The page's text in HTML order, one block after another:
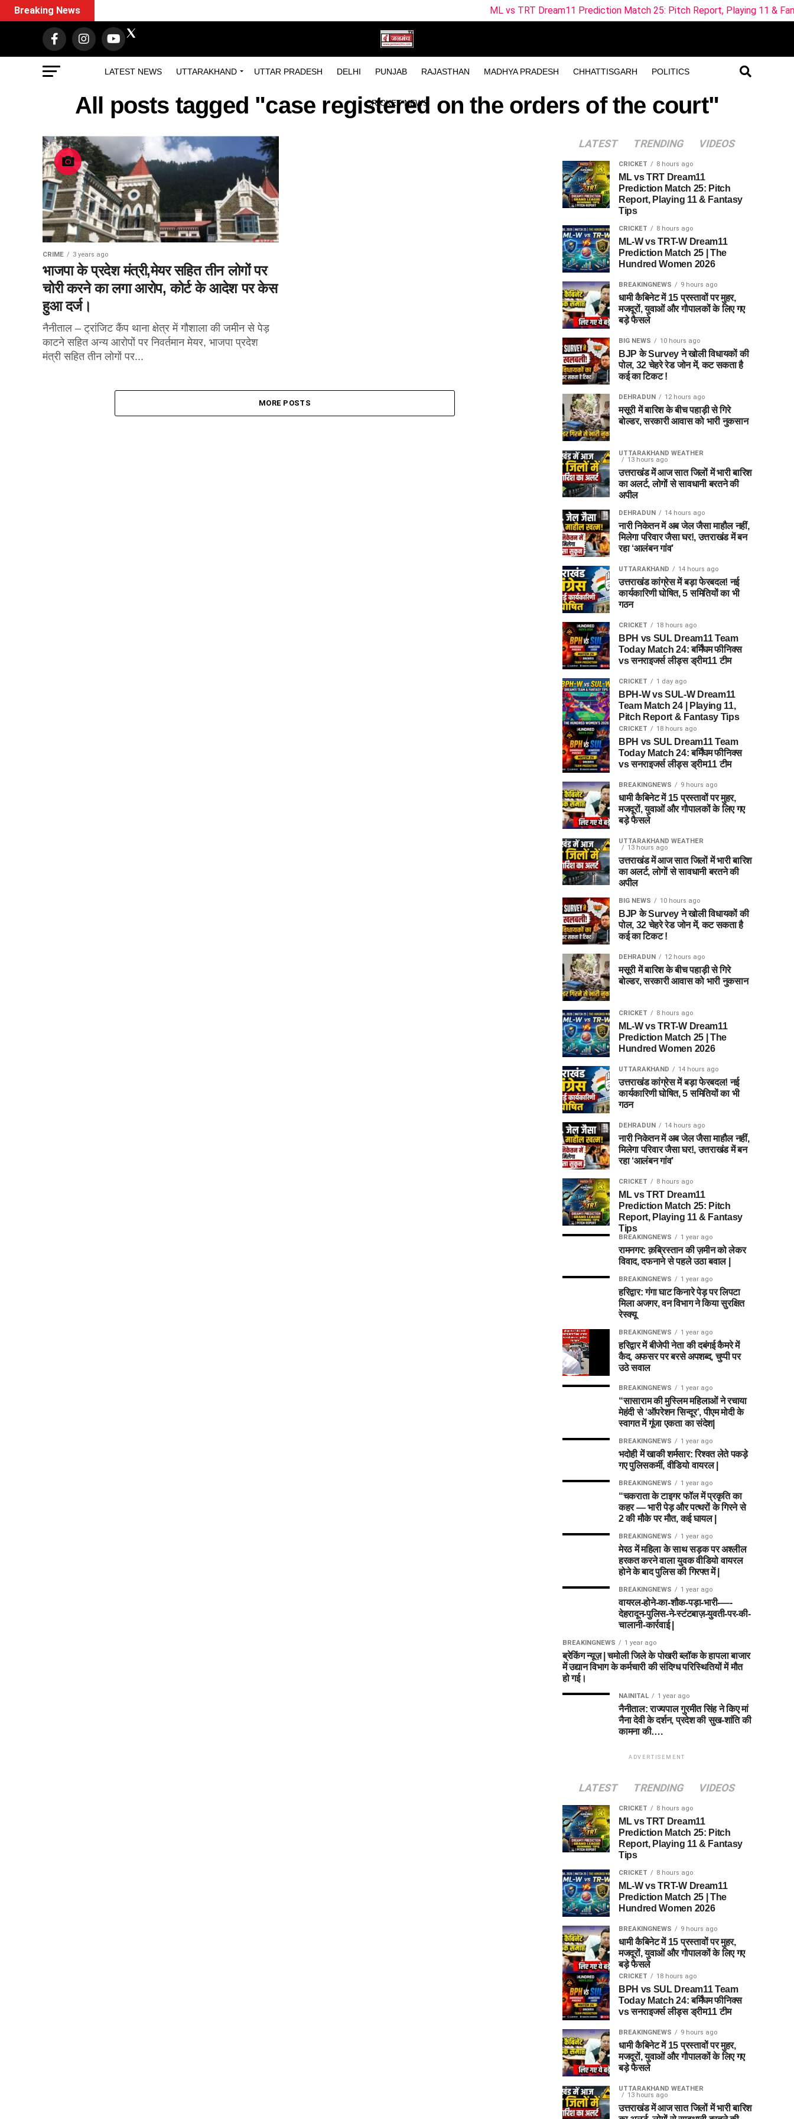
LATEST NEWS UTTARAKHAND UTTAR PRADESH DELHI PUNJAB RAJASTHAN MADHYA PRADESH CHHATTISGARH POLITICS
CRICKET NEWS
Breaking News ML vs TRT Dream11 Prediction Match 25: Pitch Report, Playing 11 & Fantasy Tips
All posts tagged "case registered on the orders of the court"
CRIME 3 years ago
भाजपा के प्रदेश मंत्री,मेयर सहित तीन लोगों पर
चोरी करने का लगा आरोप, कोर्ट के आदेश पर केस
हुआ दर्ज।
नैनीताल – ट्रांजिट कैंप थाना क्षेत्र में गौशाला की जमीन से पेड़
काटने सहित अन्य आरोपों पर निवर्तमान मेयर, भाजपा प्रदेश
मंत्री सहित तीन लोगों पर...
MORE POSTS
LATEST TRENDING VIDEOS
CRICKET 8 hours ago
ML vs TRT Dream11
Prediction Match 25: Pitch
Report, Playing 11 & Fantasy
Tips
CRICKET 8 hours ago
ML-W vs TRT-W Dream11
Prediction Match 25 | The
Hundred Women 2026
BREAKINGNEWS 9 hours ago
धामी कैबिनेट में 15 प्रस्तावों पर मुहर,
मजदूरों, युवाओं और गौपालकों के लिए गए
बड़े फैसले
BIG NEWS 10 hours ago
BJP के Survey ने खोली विधायकों की
पोल, 32 चेहरे रेड जोन में, कट सकता है
कई का टिकट !
DEHRADUN 12 hours ago
मसूरी में बारिश के बीच पहाड़ी से गिरे
बोल्डर, सरकारी आवास को भारी नुकसान
UTTARAKHAND WEATHER
13 hours ago
उत्तराखंड में आज सात जिलों में भारी बारिश
का अलर्ट, लोगों से सावधानी बरतने की
अपील
DEHRADUN 14 hours ago
नारी निकेतन में अब जेल जैसा माहौल नहीं,
मिलेगा परिवार जैसा घर!, उत्तराखंड में बन
रहा ‘आलंबन गांव’
UTTARAKHAND 14 hours ago
उत्तराखंड कांग्रेस में बड़ा फेरबदल! नई
कार्यकारिणी घोषित, 5 समितियों का भी
गठन
CRICKET 18 hours ago
BPH vs SUL Dream11 Team
Today Match 24: बर्मिंघम फीनिक्स
vs सनराइजर्स लीड्स ड्रीम11 टीम
CRICKET 1 day ago
BPH-W vs SUL-W Dream11
Team Match 24 | Playing 11,
Pitch Report & Fantasy Tips
CRICKET 18 hours ago
BPH vs SUL Dream11 Team
Today Match 24: बर्मिंघम फीनिक्स
vs सनराइजर्स लीड्स ड्रीम11 टीम
BREAKINGNEWS 9 hours ago
धामी कैबिनेट में 15 प्रस्तावों पर मुहर,
मजदूरों, युवाओं और गौपालकों के लिए गए
बड़े फैसले
UTTARAKHAND WEATHER
13 hours ago
उत्तराखंड में आज सात जिलों में भारी बारिश
का अलर्ट, लोगों से सावधानी बरतने की
अपील
BIG NEWS 10 hours ago
BJP के Survey ने खोली विधायकों की
पोल, 32 चेहरे रेड जोन में, कट सकता है
कई का टिकट !
DEHRADUN 12 hours ago
मसूरी में बारिश के बीच पहाड़ी से गिरे
बोल्डर, सरकारी आवास को भारी नुकसान
CRICKET 8 hours ago
ML-W vs TRT-W Dream11
Prediction Match 25 | The
Hundred Women 2026
UTTARAKHAND 14 hours ago
उत्तराखंड कांग्रेस में बड़ा फेरबदल! नई
कार्यकारिणी घोषित, 5 समितियों का भी
गठन
DEHRADUN 14 hours ago
नारी निकेतन में अब जेल जैसा माहौल नहीं,
मिलेगा परिवार जैसा घर!, उत्तराखंड में बन
रहा ‘आलंबन गांव’
CRICKET 8 hours ago
ML vs TRT Dream11
Prediction Match 25: Pitch
Report, Playing 11 & Fantasy
Tips
BREAKINGNEWS 1 year ago
रामनगर: क़ब्रिस्तान की ज़मीन को लेकर
विवाद, दफनाने से पहले उठा बवाल |
BREAKINGNEWS 1 year ago
हरिद्वार: गंगा घाट किनारे पेड़ पर लिपटा
मिला अजगर, वन विभाग ने किया सुरक्षित
रेस्क्यू
BREAKINGNEWS 1 year ago
हरिद्वार में बीजेपी नेता की दबंगई कैमरे में
कैद, अफसर पर बरसे अपशब्द, चुप्पी पर
उठे सवाल
BREAKINGNEWS 1 year ago
“सासाराम की मुस्लिम महिलाओं ने रचाया
मेहंदी से ‘ऑपरेशन सिन्दूर’, पीएम मोदी के
स्वागत में गूंजा एकता का संदेश|
BREAKINGNEWS 1 year ago
भदोही में खाकी शर्मसार: रिश्वत लेते पकड़े
गए पुलिसकर्मी, वीडियो वायरल |
BREAKINGNEWS 1 year ago
“चकराता के टाइगर फॉल में प्रकृति का
कहर — भारी पेड़ और पत्थरों के गिरने से
2 की मौके पर मौत, कई घायल |
BREAKINGNEWS 1 year ago
मेरठ में महिला के साथ सड़क पर अश्लील
हरकत करने वाला युवक वीडियो वायरल
होने के बाद पुलिस की गिरफ्त में |
BREAKINGNEWS 1 year ago
वायरल-होने-का-शौक-पड़ा-भारी-—-
देहरादून-पुलिस-ने-स्टंटबाज़-युवती-पर-की-
चालानी-कार्रवाई |
BREAKINGNEWS 1 year ago
ब्रेकिंग न्यूज़ | चमोली जिले के पोखरी ब्लॉक के हापला बाजार
में उद्यान विभाग के कर्मचारी की संदिग्ध परिस्थितियों में मौत
हो गई।
NAINITAL 1 year ago
नैनीताल: राज्यपाल गुरमीत सिंह ने किए मां
नैना देवी के दर्शन, प्रदेश की सुख-शांति की
कामना की….
ADVERTISEMENT
LATEST TRENDING VIDEOS
CRICKET 8 hours ago
ML vs TRT Dream11
Prediction Match 25: Pitch
Report, Playing 11 & Fantasy
Tips
CRICKET 8 hours ago
ML-W vs TRT-W Dream11
Prediction Match 25 | The
Hundred Women 2026
BREAKINGNEWS 9 hours ago
धामी कैबिनेट में 15 प्रस्तावों पर मुहर,
मजदूरों, युवाओं और गौपालकों के लिए गए
बड़े फैसले
CRICKET 18 hours ago
BPH vs SUL Dream11 Team
Today Match 24: बर्मिंघम फीनिक्स
vs सनराइजर्स लीड्स ड्रीम11 टीम
BREAKINGNEWS 9 hours ago
धामी कैबिनेट में 15 प्रस्तावों पर मुहर,
मजदूरों, युवाओं और गौपालकों के लिए गए
बड़े फैसले
UTTARAKHAND WEATHER
13 hours ago
उत्तराखंड में आज सात जिलों में भारी बारिश